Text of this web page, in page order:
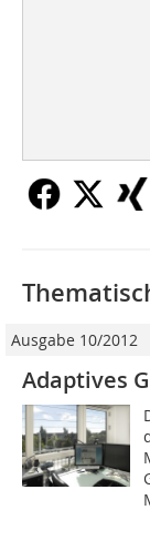
Ausgabe 10/2012
Adaptives